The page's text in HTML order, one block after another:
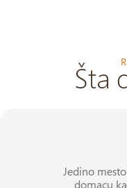
Šta
Jedino
domacu